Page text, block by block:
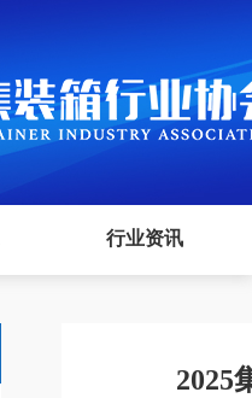
行业资讯
2025